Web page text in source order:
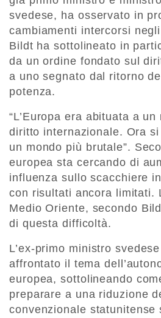
svedese, ha osservato in
cambiamenti intercorsi
Bildt ha sottolineato in
da un ordine fondato sul
a uno segnato dal ritorno
potenza.
“L’Europa era abituata a un
diritto internazionale. Ora
un mondo più brutale”.
europea sta cercando di
influenza sullo scacchiere
con risultati ancora limitati.
Medio Oriente, secondo
di questa difficoltà.
L’ex-primo ministro
affrontato il tema
europea, sottolineando
preparare a una riduzione
convenzionale statunitense